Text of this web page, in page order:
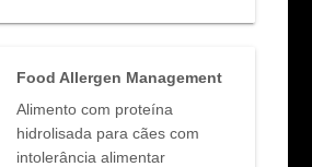
Food Allergen Management
Alimento com proteína
hidrolisada para cães com
intolerância alimentar